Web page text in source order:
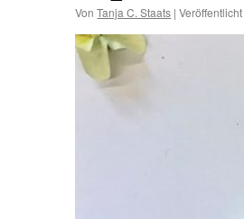
Von Tanja C. Staats | Veröffentlicht